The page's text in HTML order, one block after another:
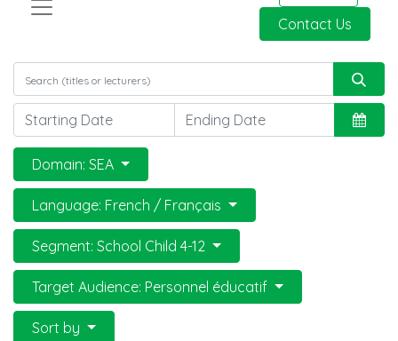
Contact Us
Domain: SEA
Language: French / Français
Segment: School Child 4-12
Target Audience: Personnel éducatif
Sort by